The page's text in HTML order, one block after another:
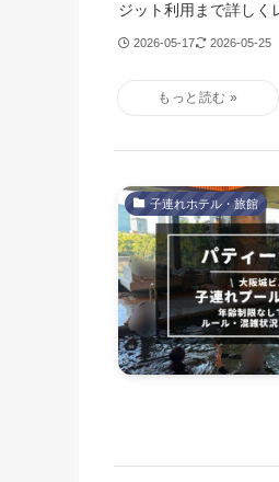
ジット利用まで詳しく
2026-05-17 2026-05-25
子連れホテル・旅館